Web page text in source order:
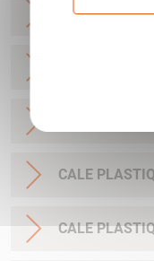
CALE
CALE
CALE